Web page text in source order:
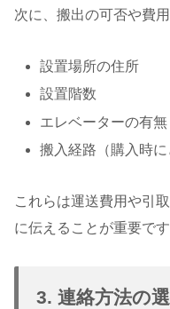
次に、搬出の可否や費
設置場所の住所
設置階数
エレベーターの有無
搬入経路（購入時に
これらは運送費用や引
に伝えることが重要です
3. 連絡方法の